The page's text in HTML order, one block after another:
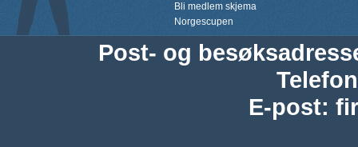
Bli medlem skjema
Norgescupen
Post- og
Telefon
E-post: